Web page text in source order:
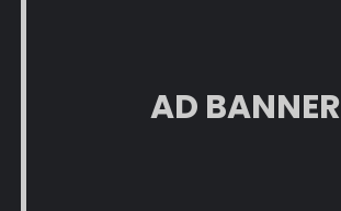
AD BANNER